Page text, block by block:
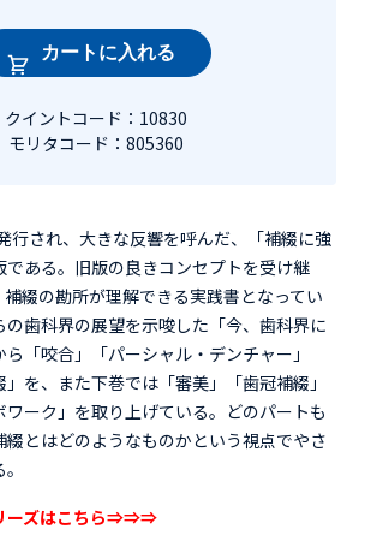
カートに入れる
クイントコード：10830
モリタコード：805360
行され、大きな反響を呼んだ、「補綴に強
である。旧版の良きコンセプトを受け継
綴の勘所が理解できる実践書となってい
の歯科界の展望を示唆した「今、歯科界に
「咬合」「パーシャル・デンチャー」
」を、また下巻では「審美」「歯冠補綴」
ワーク」を取り上げている。どのパートも
とはどのようなものかという視点でやさ
ーズはこちら⇒⇒⇒